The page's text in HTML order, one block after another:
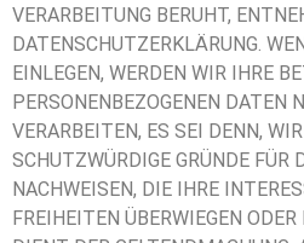
VERARBEITUNG BERUHT,
DATENSCHUTZERKLÄRUNG.
EINLEGEN, WERDEN WIR IHRE
PERSONENBEZOGENEN DATEN
VERARBEITEN, ES SEI DENN,
SCHUTZWÜRDIGE GRÜNDE FÜR
NACHWEISEN, DIE IHRE
FREIHEITEN ÜBERWIEGEN